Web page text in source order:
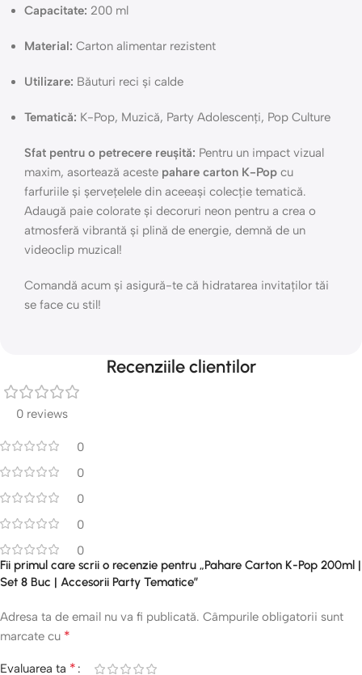
Capacitate: 200 ml
Material: Carton alimentar rezistent
Utilizare: Băuturi reci și calde
Tematică: K-Pop, Muzică, Party Adolescenți, Pop Culture
Sfat pentru o petrecere reușită: Pentru un impact vizual
maxim, asortează aceste pahare carton K-Pop cu
farfuriile și șervețelele din aceeași colecție tematică.
Adaugă paie colorate și decoruri neon pentru a crea o
atmosferă vibrantă și plină de energie, demnă de un
videoclip muzical!
Comandă acum și asigură-te că hidratarea invitaților tăi
se face cu stil!
Recenziile clientilor
0 reviews
0
0
0
0
0
Fii primul care scrii o recenzie pentru „Pahare Carton K-Pop 200ml |
Set 8 Buc | Accesorii Party Tematice”
Adresa ta de email nu va fi publicată. Câmpurile obligatorii sunt
marcate cu *
Evaluarea ta *